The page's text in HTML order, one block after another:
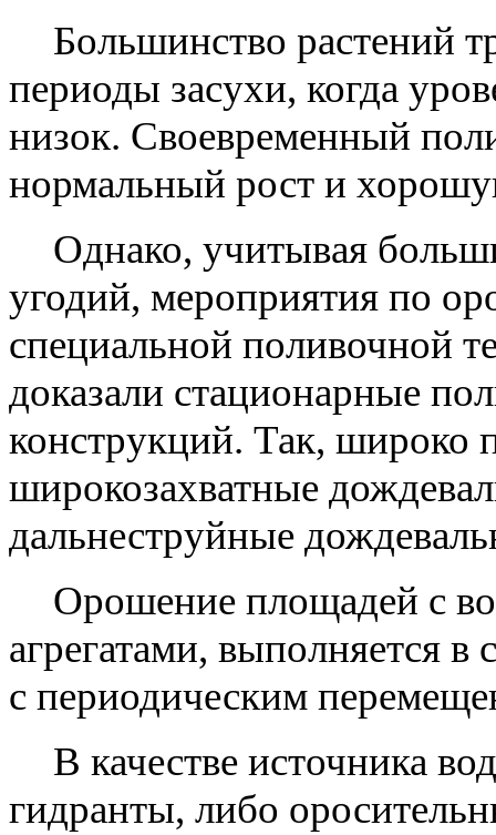
Большинство растений
периоды засухи, когда
низок. Своевременный
нормальный рост и
Однако, учитывая
угодий, мероприятия по
специальной поливочной
доказали стационарные
конструкций. Так, широко
широкозахватные
дальнеструйные
Орошение площадей с
агрегатами, выполняется
с периодическим
В качестве источника
гидранты, либо